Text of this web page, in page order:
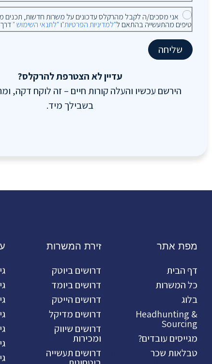
אני מסכים/ה לקבל מהרקלס עדכונים על משרות חדשות, תכנים
טיפים מהתעשייה בהתאם ל"למדיניות הפרטיות"ו "לתנאי השימוש "
שליחה
עדיין לא הצטרפת להרקלס?
הירשם עכשיו והעלה קורות חיים – זה לוקח דקה,
בשבילך מיד.
מפת אתר
דף הבית
כל המשרות
בלוג
Headhunting &
Sourcing
מגייסים עובדים?
טבלאות שכר
זירת המשרות
דרושים ביוטק
דרושים ביומד
דרושים הייטק
דרושים מדיקל
דרושים שיווק
ומכירות
דרושים תעשייה